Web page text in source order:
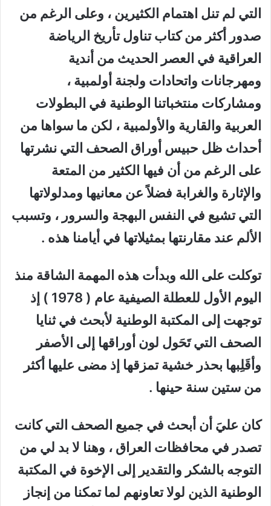
التي لم تنل اهتمام الكثيرين ، وعلى الرغم من
صدور أكثر من كتاب تناول تأريخ الرياضة
العراقية في العصر الحديث من أندية
ومهرجانات واتحادات ولجنة أولمبية ،
ومشاركات منتخباتنا الوطنية في البطولات
العربية والقارية والأولمبية ، لكن ما سواها من
أحداث ظل حبيس أوراق الصحف التي نشرتها
على الرغم من أن فيها الكثير من المتعة
والإثارة والغرابة فضلاً عن معانيها ومدلولاتها
التي تشيع في النفس البهجة والسرور ، وتسبب
الألم عند مقارنتها بمثيلاتها في أيامنا هذه .
توكلت على الله وبدأت هذه المهمة الشاقة منذ
اليوم الأول للعطلة الصيفية عام ( 1978 ) إذ
توجهت إلى المكتبة الوطنية لأبحث في ثنايا
الصحف التي تَحَول لون أوراقها إلى الأصفر
وأقَلِبها بحذر خشية تمزقها إذ مضى عليها أكثر
من ستين سنة حينها .
كان عليَ أن أبحث في جميع الصحف التي كانت
تصدر في محافظات العراق ، وهنا لا بد لي من
التوجه بالشكر والتقدير إلى الإخوة في المكتبة
الوطنية الذين لولا تعاونهم لما تمكنا من إنجاز